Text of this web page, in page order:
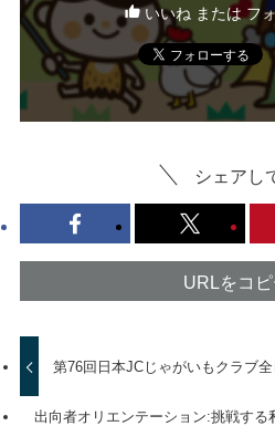
いいね または フ
シェアし
URLをコ
第76回日本JCじゃがいもクラブ
出向者オリエンテーション:挑戦する